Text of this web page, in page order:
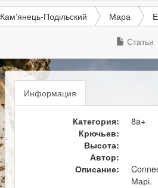
Камʼянець-Подільский Мара
Статьи
Информация
Категория:
8a+
Крючьев:
Высота:
Автор:
Описание:
Марі.